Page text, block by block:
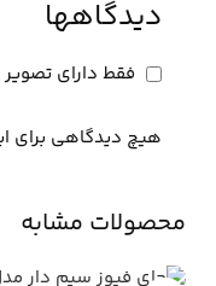
دیدگاهها
فقط دارای تصویر
هیچ دیدگاهی
محصولات مشابه